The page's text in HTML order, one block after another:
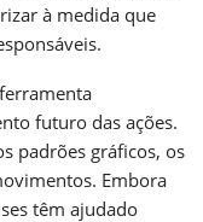
à medida que
futuro das ações.
padrões gráficos, os
Embora
têm ajudado